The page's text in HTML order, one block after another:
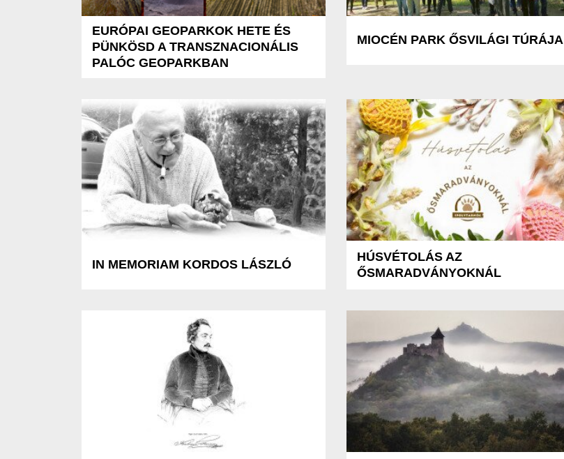
EURÓPAI GEOPARKOK HETE ÉS
PÜNKÖSD A TRANSZNACIONÁLIS
PALÓC GEOPARKBAN
MIOCÉN PARK ŐSVILÁGI TÚRÁJA
IN MEMORIAM KORDOS LÁSZLÓ
HÚSVÉTOLÁS AZ
ŐSMARADVÁNYOKNÁL